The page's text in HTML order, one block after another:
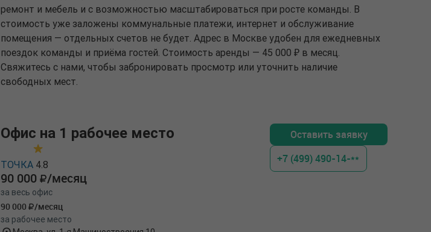
ремонт и мебель и с возможностью масштабироваться при росте команды. В
стоимость уже заложены коммунальные платежи, интернет и обслуживание
помещения — отдельных счетов не будет. Адрес в Москве удобен для ежедневных
поездок команды и приёма гостей. Стоимость аренды — 45 000 ₽ в месяц.
Свяжитесь с нами, чтобы забронировать просмотр или уточнить наличие
свободных мест.
Офис на 1 рабочее место
ТОЧКА 4.8
90 000 /месяц
за весь офис
90 000 /месяц
за рабочее место
Оставить заявку
+7 (499) 490-14-**